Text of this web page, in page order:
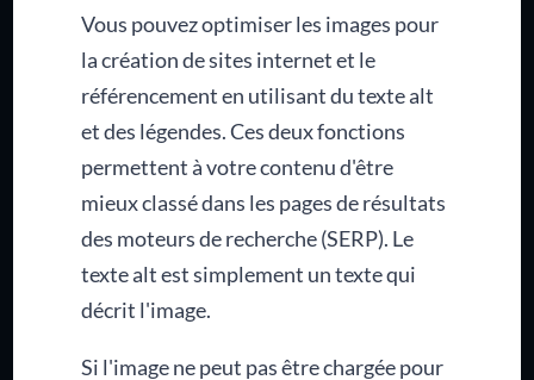
Vous pouvez optimiser les images pour
la création de sites internet et le
référencement en utilisant du texte alt
et des légendes. Ces deux fonctions
permettent à votre contenu d'être
mieux classé dans les pages de résultats
des moteurs de recherche (SERP). Le
texte alt est simplement un texte qui
décrit l'image.
Si l'image ne peut pas être chargée pour